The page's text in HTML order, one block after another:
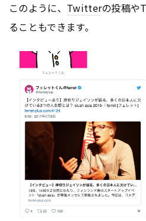
このように、 Twitterの投稿や
ることもできます。